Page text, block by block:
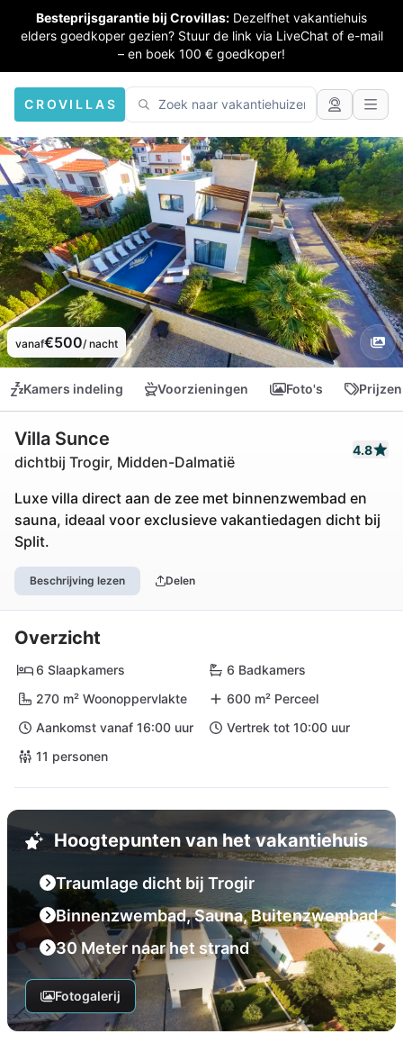
Besteprijsgarantie bij Crovillas: Dezelfhet vakantiehuis
elders goedkoper gezien? Stuur de link via LiveChat of e-mail
– en boek 100 € goedkoper!
CROVILLAS
vanaf€500/ nacht
Kamers indeling Voorzieningen Foto's
Villa Sunce
dichtbij Trogir, Midden-Dalmatië
4.8
Luxe villa direct aan de zee met binnenzwembad en
sauna, ideaal voor exclusieve vakantiedagen dicht bij
Split.
Beschrijving lezen Delen
Overzicht
6 Slaapkamers
6 Badkamers
270 m² Woonoppervlakte
600 m² Perceel
Aankomst vanaf 16:00 uur
Vertrek tot 10:00 uur
11 personen
Hoogtepunten van het vakantiehuis
Traumlage dicht bij Trogir
Binnenzwembad, Sauna, Buitenzwembad
30 Meter naar het strand
Fotogalerij